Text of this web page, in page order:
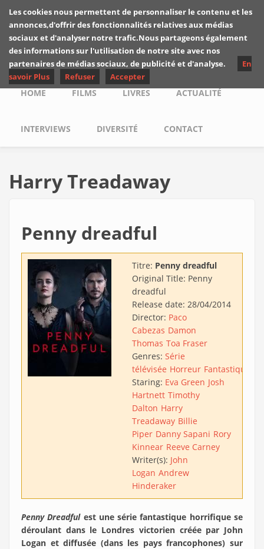
Skip to main content
Les critiques de
Yuyine
Main menu
HOME FILMS LIVRES ACTUALITÉ
INTERVIEWS DIVERSITÉ CONTACT
Harry Treadaway
Penny dreadful
Titre: Penny dreadful
Original Title: Penny
dreadful
Release date: 28/04/2014
Director: Paco
Cabezas Damon
Thomas Toa Fraser
Genres: Série
télévisée Horreur Fantastique
Staring: Eva Green Josh
Hartnett Timothy
Dalton Harry
Treadaway Billie
Piper Danny Sapani Rory
Kinnear Reeve Carney
Writer(s): John
Logan Andrew
Hinderaker
Penny Dreadfulest une série fantastique horrifique se
déroulant dans le Londres victorien créée par John
Logan et diffusée (dans les pays francophones) sur
Les cookies nous permettent de personnaliser le contenu et les
annonces,d'offrir des fonctionnalités relatives aux médias
sociaux et d'analyser notre trafic.Nous partageons également
des informations sur l'utilisation de notre site avec nos
partenaires de médias sociaux, de publicité et d'analyse.
En
savoir Plus
Refuser Accepter